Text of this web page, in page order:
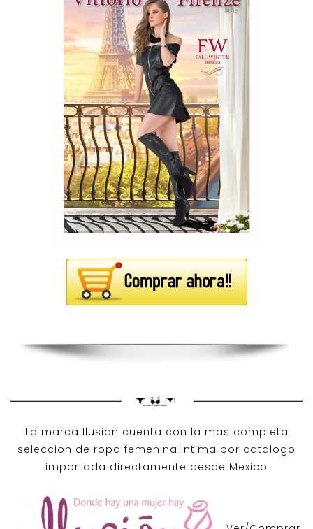
La marca Ilusion cuenta con la mas completa
seleccion de ropa femenina intima por catalogo
importada directamente desde Mexico